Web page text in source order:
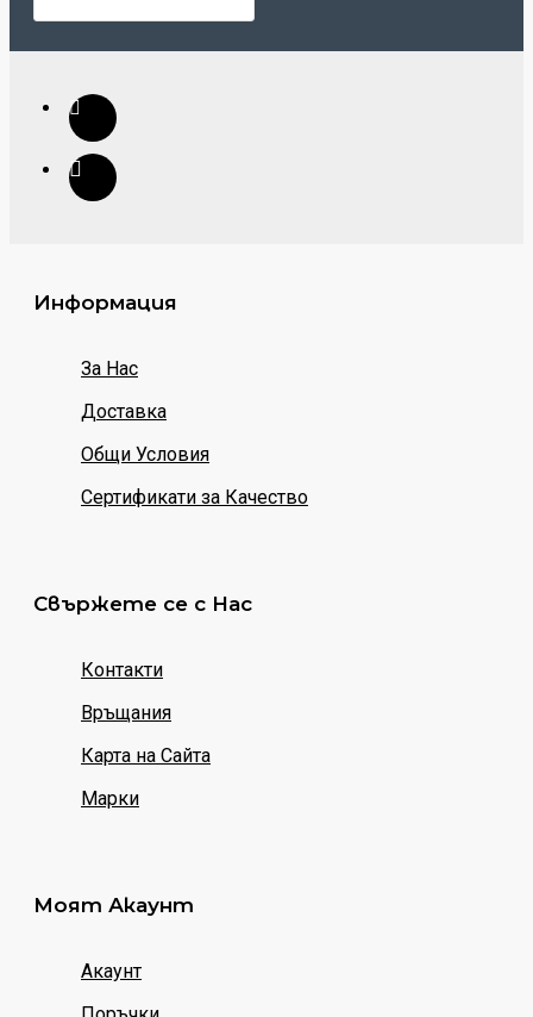
Информация
За Нас
Доставка
Общи Условия
Сертификати за Качество
Свържете се с Нас
Контакти
Връщания
Карта на Сайта
Марки
Моят Акаунт
Акаунт